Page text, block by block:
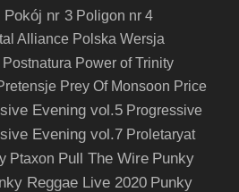
Pokój nr 3 Poligon nr 4
Alliance Polska Wersja
Postnatura Power of Trinity
Prey Of Monsoon Price
Evening vol.5 Progressive
Evening vol.7 Proletaryat
Ptaxon Pull The Wire Punky
Reggae Live 2020 Punky